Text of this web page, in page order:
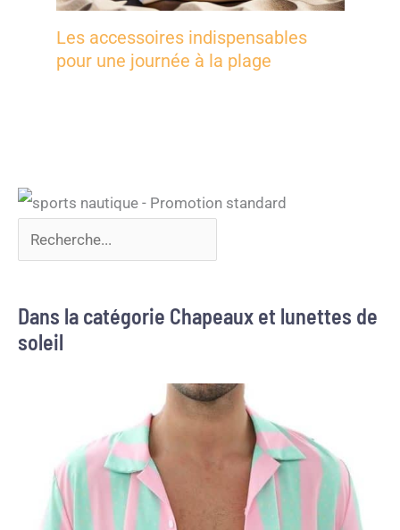
Les accessoires indispensables
pour une journée à la plage
Dans la catégorie Chapeaux et lunettes de
soleil